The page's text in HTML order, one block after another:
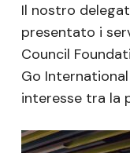
Il nostro
presentato i
Council
Go
interesse tra la